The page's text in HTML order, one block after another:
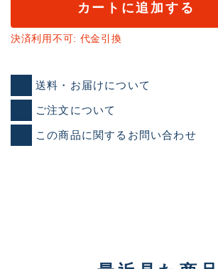
カートに追加する
決済利用不可: 代金引換
送料・お届けについて
ご注文について
この商品に関するお問い合わせ